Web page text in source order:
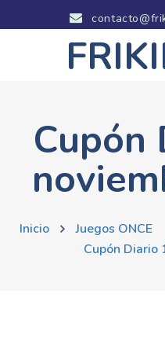
Cupón
Inicio Juegos ONCE
Cupón Diario